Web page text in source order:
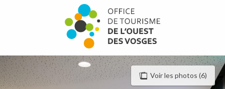
Voir les photos (6)